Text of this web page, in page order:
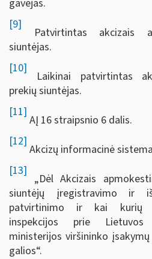
gavėjas.
[9]
Patvirtintas akcizais
siuntėjas.
[10]
Laikinai patvirtintas
prekių siuntėjas.
[11]
AĮ 16 straipsnio 6 dalis.
[12]
Akcizų informacinė
[13]
„Dėl Akcizais
siuntėjų įregistravimo ir
patvirtinimo ir kai kurių
inspekcijos prie Lietuvos
ministerijos viršininko
galios“.